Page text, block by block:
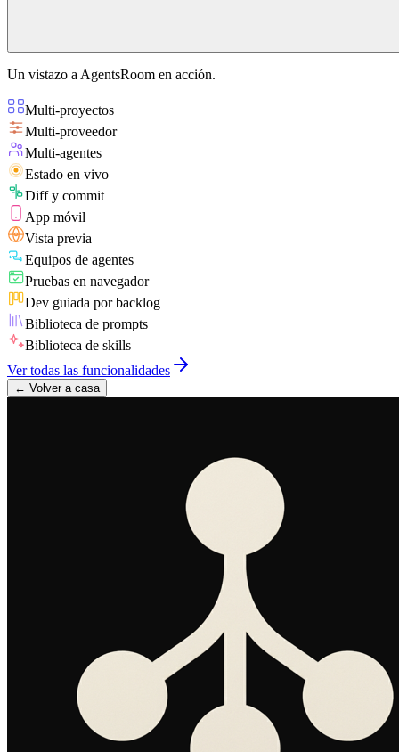
Un vistazo a AgentsRoom en acción.
Multi-proyectos
Multi-proveedor
Multi-agentes
Estado en vivo
Diff y commit
App móvil
Vista previa
Equipos de agentes
Pruebas en navegador
Dev guiada por backlog
Biblioteca de prompts
Biblioteca de skills
Ver todas las funcionalidades
← Volver a casa